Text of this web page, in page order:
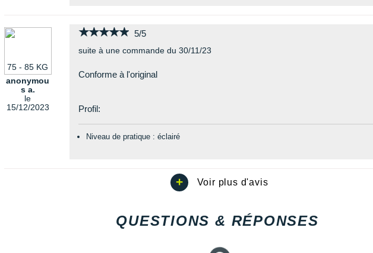
75 - 85 KG
anonymou
s a.
le
15/12/2023
★★★★★
★★★★★ 5/5
suite à une commande du 30/11/23
Conforme à l'original
Profil:
Niveau de pratique : éclairé
QUESTIONS & RÉPONSES